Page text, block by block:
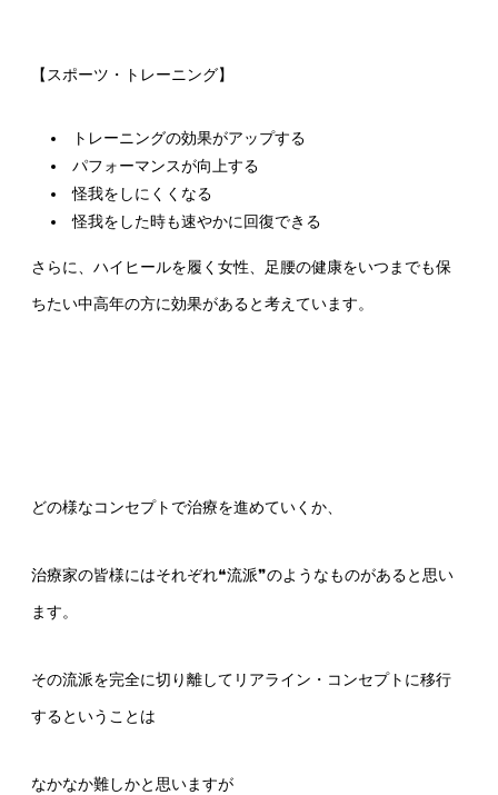
【スポーツ・トレーニング】
トレーニングの効果がアップする
パフォーマンスが向上する
怪我をしにくくなる
怪我をした時も速やかに回復できる
さらに、ハイヒールを履く女性、足腰の健康をいつまでも保
ちたい中高年の方に効果があると考えています。
どの様なコンセプトで治療を進めていくか、
治療家の皆様にはそれぞれ❝流派❞のようなものがあると思い
ます。
その流派を完全に切り離してリアライン・コンセプトに移行
するということは
なかなか難しかと思いますが